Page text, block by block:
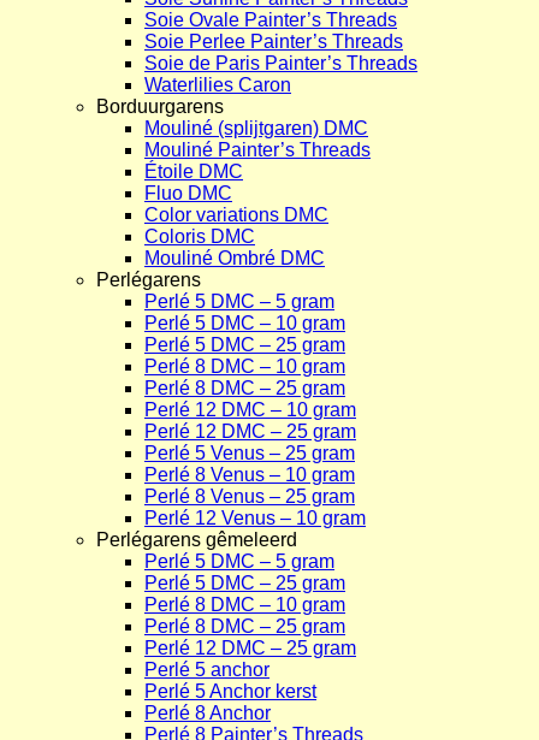
Soie Ovale Painter’s Threads
Soie Perlee Painter’s Threads
Soie de Paris Painter’s Threads
Waterlilies Caron
Borduurgarens
Mouliné (splijtgaren) DMC
Mouliné Painter’s Threads
Étoile DMC
Fluo DMC
Color variations DMC
Coloris DMC
Mouliné Ombré DMC
Perlégarens
Perlé 5 DMC – 5 gram
Perlé 5 DMC – 10 gram
Perlé 5 DMC – 25 gram
Perlé 8 DMC – 10 gram
Perlé 8 DMC – 25 gram
Perlé 12 DMC – 10 gram
Perlé 12 DMC – 25 gram
Perlé 5 Venus – 25 gram
Perlé 8 Venus – 10 gram
Perlé 8 Venus – 25 gram
Perlé 12 Venus – 10 gram
Perlégarens gêmeleerd
Perlé 5 DMC – 5 gram
Perlé 5 DMC – 25 gram
Perlé 8 DMC – 10 gram
Perlé 8 DMC – 25 gram
Perlé 12 DMC – 25 gram
Perlé 5 anchor
Perlé 5 Anchor kerst
Perlé 8 Anchor
Perlé 8 Painter’s Threads